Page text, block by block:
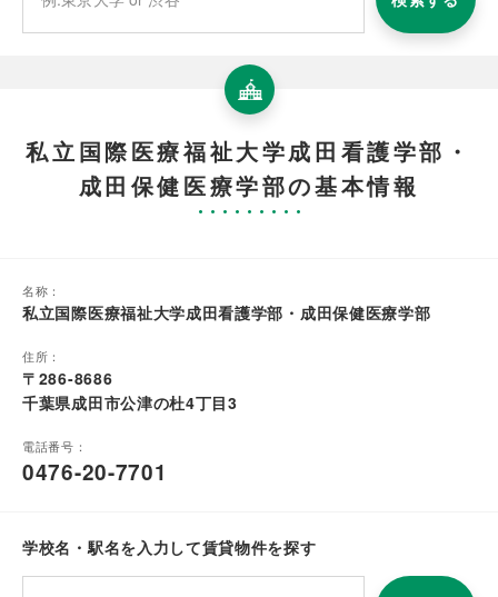
私立国際医療福祉大学成田看護学部・
成田保健医療学部の基本情報
名称：
私立国際医療福祉大学成田看護学部・成田保健医療学部
住所：
〒286-8686
千葉県成田市公津の杜4丁目3
電話番号：
0476-20-7701
学校名・駅名を入力して賃貸物件を探す